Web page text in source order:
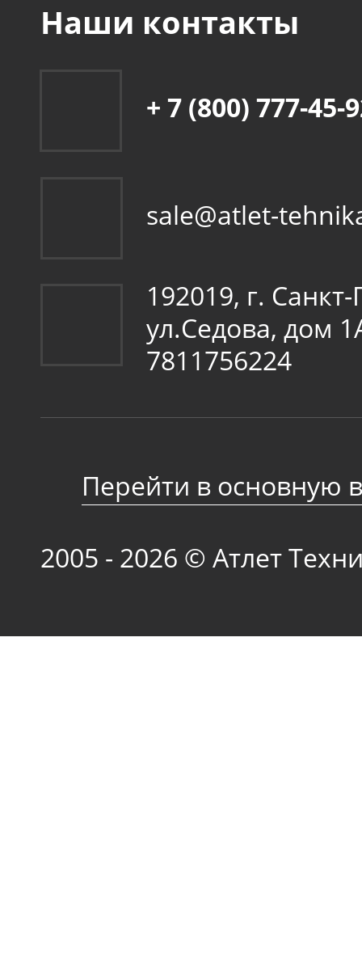
Наши контакты
+ 7 (800) 777-45-
sale@atlet-
192019, г.
ул.Седова, дом
7811756224
Перейти в основную
2005 - 2026 © Атлет